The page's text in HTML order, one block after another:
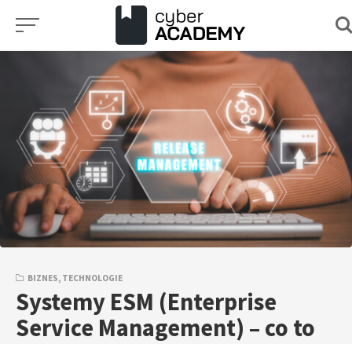
Przejdź
BIZNES, TECHNOLOGIE
Systemy ESM (Enterprise
Service Management) – co to